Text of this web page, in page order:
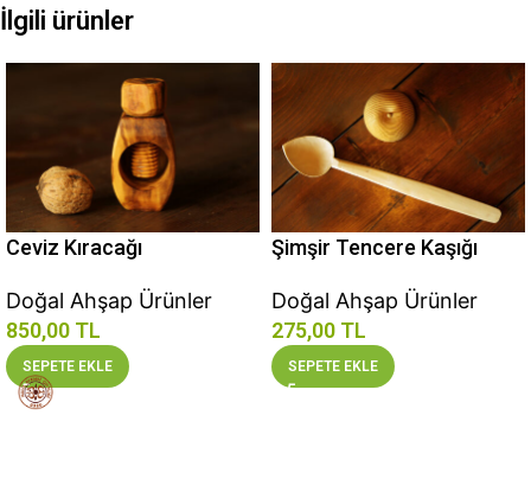
İlgili ürünler
Ceviz Kıracağı
Doğal Ahşap Ürünler
850,00 TL
SEPETE EKLE
Şimşir Tencere Kaşığı
Doğal Ahşap Ürünler
275,00 TL
SEPETE EKLE